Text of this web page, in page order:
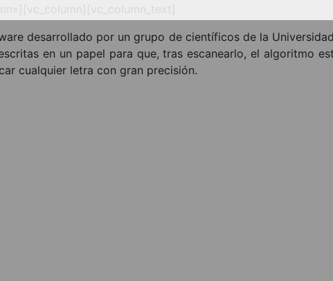
desarrollado por un grupo de científicos de la
en un papel para que, tras escanearlo, el algoritmo
cualquier letra con gran precisión.